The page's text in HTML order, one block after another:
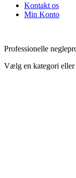
Kontakt os
Min Konto
Professionelle
Vælg en kategori eller